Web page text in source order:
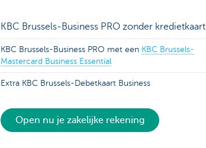
KBC Brussels-Business PRO zonder kredietkaart
KBC Brussels-Business PRO met een KBC Brussels-
Mastercard Business Essential
Extra KBC Brussels-Debetkaart Business
Open nu je zakelijke rekening